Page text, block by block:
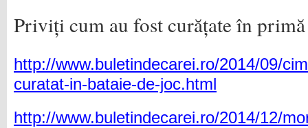
Priviți cum au fost curățate în
http://www.buletindecarei.ro/2014/09/
curatat-in-bataie-de-joc.html
http://www.buletindecarei.ro/2014/12/